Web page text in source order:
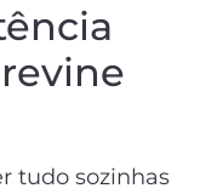
tudo sozinhas